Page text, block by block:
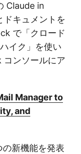
Claude in
キュメントを
で「クロード
イク」を使い
ンソールにア
Manager to
and
の新機能を発表